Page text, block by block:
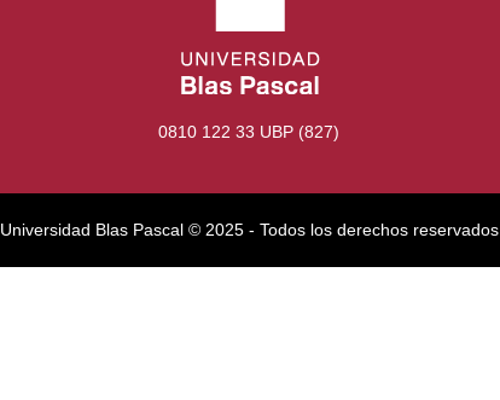
0810 122 33 UBP (827)
Universidad Blas Pascal ©️ 2025 - Todos los derechos reservados